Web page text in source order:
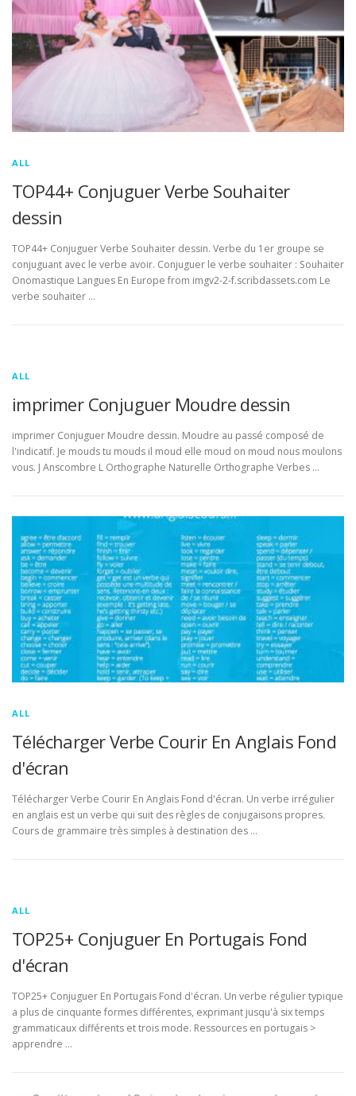
ALL
TOP44+ Conjuguer Verbe Souhaiter
dessin
TOP44+ Conjuguer Verbe Souhaiter dessin. Verbe du 1er groupe se
conjuguant avec le verbe avoir. Conjuguer le verbe souhaiter : Souhaiter
Onomastique Langues En Europe from imgv2-2-f.scribdassets.com Le
verbe souhaiter …
ALL
imprimer Conjuguer Moudre dessin
imprimer Conjuguer Moudre dessin. Moudre au passé composé de
l'indicatif. Je mouds tu mouds il moud elle moud on moud nous moulons
vous. J Anscombre L Orthographe Naturelle Orthographe Verbes …
ALL
Télécharger Verbe Courir En Anglais Fond
d'écran
Télécharger Verbe Courir En Anglais Fond d'écran. Un verbe irrégulier
en anglais est un verbe qui suit des règles de conjugaisons propres.
Cours de grammaire très simples à destination des …
ALL
TOP25+ Conjuguer En Portugais Fond
d'écran
TOP25+ Conjuguer En Portugais Fond d'écran. Un verbe régulier typique
a plus de cinquante formes différentes, exprimant jusqu'à six temps
grammaticaux différents et trois mode. Ressources en portugais >
apprendre …